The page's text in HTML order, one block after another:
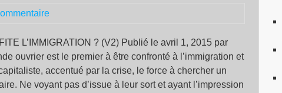
L’IMMIGRATION ? (V2) Publié le avril 1, 2015 par
ouvrier est le premier à être confronté à l’immigration et
accentué par la crise, le force à chercher un
Ne voyant pas d’issue à leur sort et ayant l’impression